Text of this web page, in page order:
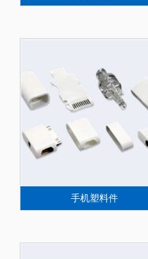
手机塑料件